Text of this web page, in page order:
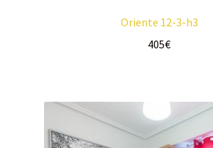
Oriente 12-3-h3
405€